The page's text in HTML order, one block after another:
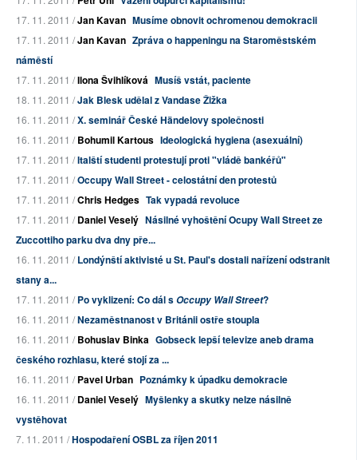
17. 11. 2011 /Jan Kavan Musíme obnovit ochromenou demokracii
17. 11. 2011 /Jan Kavan Zpráva o happeningu na Staroměstském
náměstí
17. 11. 2011 /Ilona Švihlíková Musíš vstát, paciente
18. 11. 2011 /Jak Blesk udělal z Vandase Žižka
16. 11. 2011 /X. seminář České Händelovy společnosti
16. 11. 2011 /Bohumil Kartous Ideologická hygiena (asexuální)
17. 11. 2011 /Italští studenti protestují proti "vládě bankéřů"
17. 11. 2011 /Occupy Wall Street - celostátní den protestů
17. 11. 2011 /Chris Hedges Tak vypadá revoluce
17. 11. 2011 /Daniel Veselý Násilné vyhoštění Ocupy Wall Street ze
Zuccottiho parku dva dny pře...
16. 11. 2011 /Londýnští aktivisté u St. Paul's dostali nařízení odstranit
stany a...
17. 11. 2011 /Po vyklizení: Co dál sOccupy Wall Street?
16. 11. 2011 /Nezaměstnanost v Británii ostře stoupla
16. 11. 2011 /Bohuslav Binka Gobseck lepší televize aneb drama
českého rozhlasu, které stojí za ...
16. 11. 2011 /Pavel Urban Poznámky k úpadku demokracie
16. 11. 2011 /Daniel Veselý Myšlenky a skutky nelze násilně
vystěhovat
7. 11. 2011 /Hospodaření OSBL za říjen 2011